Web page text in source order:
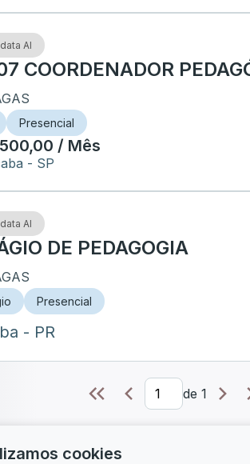
AI
COORDENADOR
Presencial
/ Mês
- SP
AI
DE PEDAGOGIA
Presencial
- PR
de1
cookies